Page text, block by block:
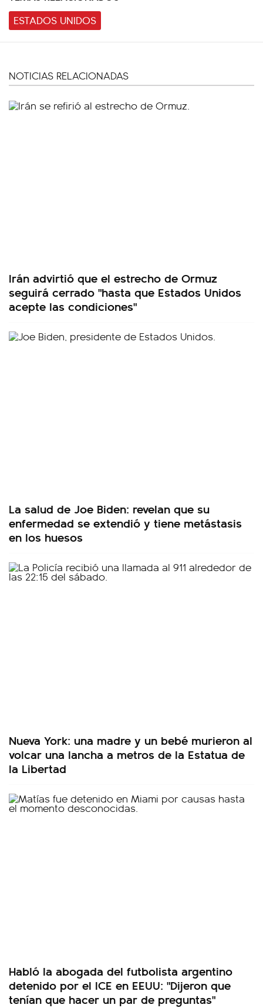
ESTADOS UNIDOS
NOTICIAS RELACIONADAS
Irán advirtió que el estrecho de Ormuz
seguirá cerrado "hasta que Estados Unidos
acepte las condiciones"
La salud de Joe Biden: revelan que su
enfermedad se extendió y tiene metástasis
en los huesos
Nueva York: una madre y un bebé murieron al
volcar una lancha a metros de la Estatua de
la Libertad
Habló la abogada del futbolista argentino
detenido por el ICE en EEUU: "Dijeron que
tenían que hacer un par de preguntas"